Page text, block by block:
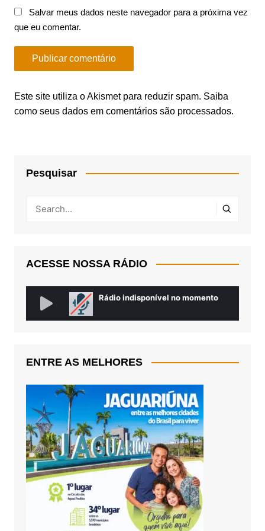
Salvar meus dados neste navegador para a próxima vez
que eu comentar.
Este site utiliza o Akismet para reduzir spam. Saiba
como seus dados em comentários são processados.
Pesquisar
ACESSE NOSSA RÁDIO
ENTRE AS MELHORES